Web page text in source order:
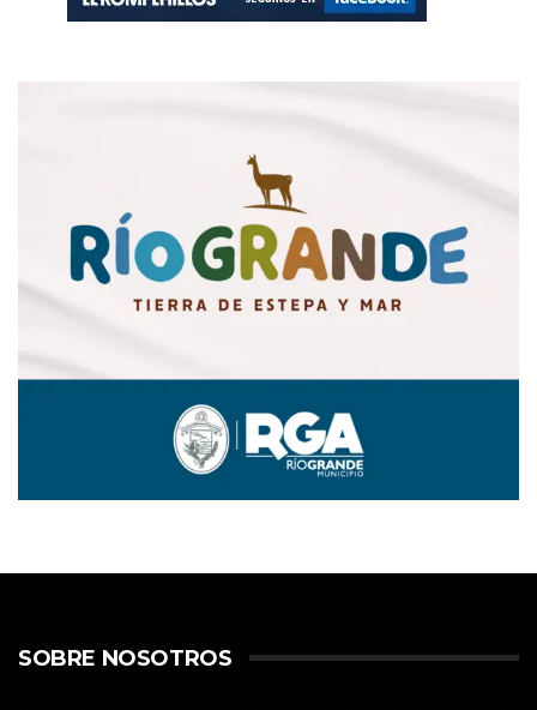
SOBRE NOSOTROS